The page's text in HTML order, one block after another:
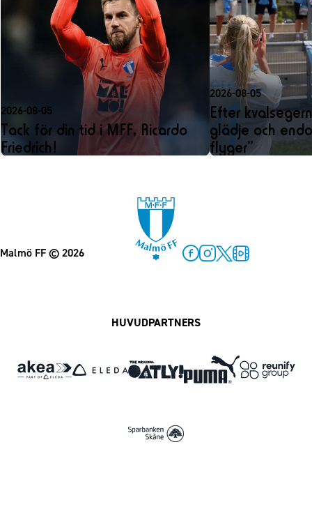
2026-08-05
Tack för din tid i MFF, Ricardo
Friedrich!
2026-08-05
Efter
glädje och
flyger”
Malmö FF© 2026
HUVUDPARTNERS